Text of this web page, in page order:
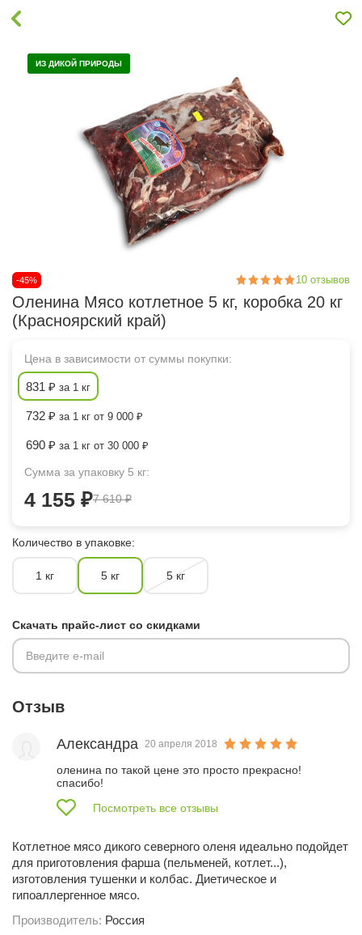
ИЗ ДИКОЙ ПРИРОДЫ
-45% 10 отзывов
Оленина Мясо котлетное 5 кг, коробка 20 кг
(Красноярский край)
Цена в зависимости от суммы покупки:
831 ₽ за 1 кг
732 ₽ за 1 кг от 9 000 ₽
690 ₽ за 1 кг от 30 000 ₽
Сумма за упаковку 5 кг:
4 155 ₽7 610 ₽
Количество в упаковке:
1 кг 5 кг 5 кг
Скачать прайс-лист со скидками
Введите e-mail
Отзыв
Александра 20 апреля 2018
оленина по такой цене это просто прекрасно!
спасибо!
Посмотреть все отзывы
Котлетное мясо дикого северного оленя идеально подойдет
для приготовления фарша (пельменей, котлет...),
изготовления тушенки и колбас. Диетическое и
гипоаллергенное мясо.
Производитель: Россия